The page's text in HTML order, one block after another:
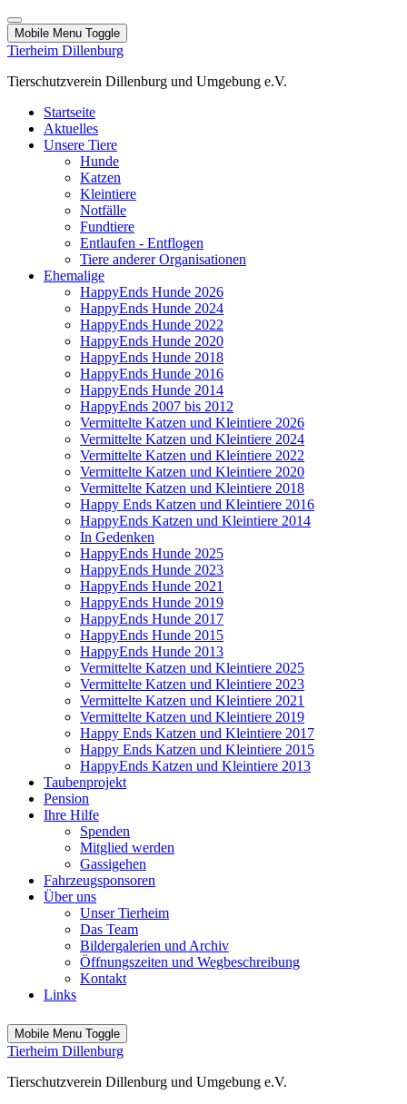
Mobile Menu Toggle
Tierheim Dillenburg
Tierschutzverein Dillenburg und Umgebung e.V.
Startseite
Aktuelles
Unsere Tiere
Hunde
Katzen
Kleintiere
Notfälle
Fundtiere
Entlaufen - Entflogen
Tiere anderer Organisationen
Ehemalige
HappyEnds Hunde 2026
HappyEnds Hunde 2024
HappyEnds Hunde 2022
HappyEnds Hunde 2020
HappyEnds Hunde 2018
HappyEnds Hunde 2016
HappyEnds Hunde 2014
HappyEnds 2007 bis 2012
Vermittelte Katzen und Kleintiere 2026
Vermittelte Katzen und Kleintiere 2024
Vermittelte Katzen und Kleintiere 2022
Vermittelte Katzen und Kleintiere 2020
Vermittelte Katzen und Kleintiere 2018
Happy Ends Katzen und Kleintiere 2016
HappyEnds Katzen und Kleintiere 2014
In Gedenken
HappyEnds Hunde 2025
HappyEnds Hunde 2023
HappyEnds Hunde 2021
HappyEnds Hunde 2019
HappyEnds Hunde 2017
HappyEnds Hunde 2015
HappyEnds Hunde 2013
Vermittelte Katzen und Kleintiere 2025
Vermittelte Katzen und Kleintiere 2023
Vermittelte Katzen und Kleintiere 2021
Vermittelte Katzen und Kleintiere 2019
Happy Ends Katzen und Kleintiere 2017
Happy Ends Katzen und Kleintiere 2015
HappyEnds Katzen und Kleintiere 2013
Taubenprojekt
Pension
Ihre Hilfe
Spenden
Mitglied werden
Gassigehen
Fahrzeugsponsoren
Über uns
Unser Tierheim
Das Team
Bildergalerien und Archiv
Öffnungszeiten und Wegbeschreibung
Kontakt
Links
Mobile Menu Toggle
Tierheim Dillenburg
Tierschutzverein Dillenburg und Umgebung e.V.